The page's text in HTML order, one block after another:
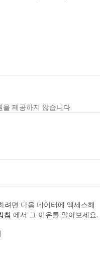
제공하지 않습니다.
려면 다음 데이터에 액세스해
침 에서 그 이유를 알아보세요.